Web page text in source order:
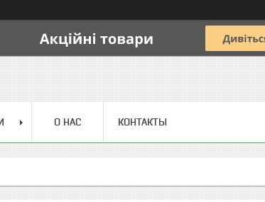
О НАС КОНТАКТЫ